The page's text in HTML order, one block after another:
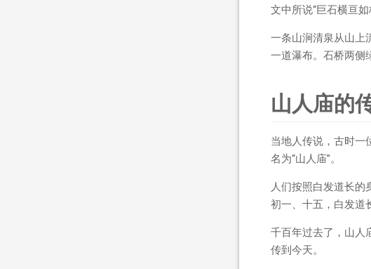
文中所说“巨石横亘
一条山涧清泉从山上
一道瀑布。石桥两侧
山人庙的
当地人传说，古时一
名为“山人庙”。
人们按照白发道长
初一、十五，白发道
千百年过去了，山人
传到今天。